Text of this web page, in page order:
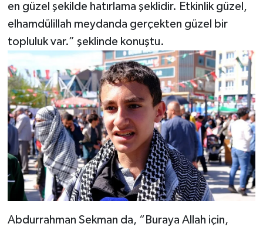
en güzel şekilde hatırlama şeklidir. Etkinlik güzel,
elhamdülillah meydanda gerçekten güzel bir
topluluk var.” şeklinde konuştu.
Abdurrahman Sekman da, “Buraya Allah için,